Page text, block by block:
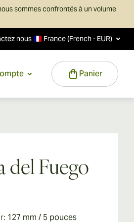
sommes confrontés à un volume
nous France (French - EUR)
Panier
del Fuego
127 mm / 5 pouces